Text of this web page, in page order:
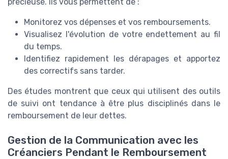
Monitorez vos dépenses et vos remboursements.
Visualisez l'évolution de votre endettement au fil
du temps.
Identifiez rapidement les dérapages et apportez
des correctifs sans tarder.
Des études montrent que ceux qui utilisent des outils
de suivi ont tendance à être plus disciplinés dans le
remboursement de leur dettes.
Gestion de la Communication avec les
Créanciers Pendant le Remboursement